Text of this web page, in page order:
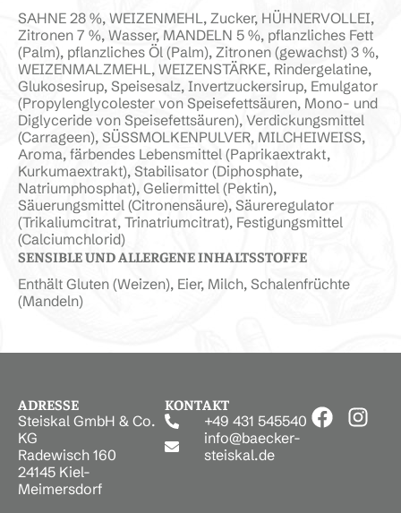
SAHNE 28 %, WEIZENMEHL, Zucker, HÜHNERVOLLEI,
Zitronen 7 %, Wasser, MANDELN 5 %, pflanzliches Fett
(Palm), pflanzliches Öl (Palm), Zitronen (gewachst) 3 %,
WEIZENMALZMEHL, WEIZENSTÄRKE, Rindergelatine,
Glukosesirup, Speisesalz, Invertzuckersirup, Emulgator
(Propylenglycolester von Speisefettsäuren, Mono- und
Diglyceride von Speisefettsäuren), Verdickungsmittel
(Carrageen), SÜSSMOLKENPULVER, MILCHEIWEISS,
Aroma, färbendes Lebensmittel (Paprikaextrakt,
Kurkumaextrakt), Stabilisator (Diphosphate,
Natriumphosphat), Geliermittel (Pektin),
Säuerungsmittel (Citronensäure), Säureregulator
(Trikaliumcitrat, Trinatriumcitrat), Festigungsmittel
(Calciumchlorid)
SENSIBLE UND ALLERGENE INHALTSSTOFFE
Enthält Gluten (Weizen), Eier, Milch, Schalenfrüchte
(Mandeln)
ADRESSE
Steiskal GmbH & Co.
KG
Radewisch 160
24145 Kiel-
Meimersdorf
KONTAKT
+49 431 545540
info@baecker-
steiskal.de